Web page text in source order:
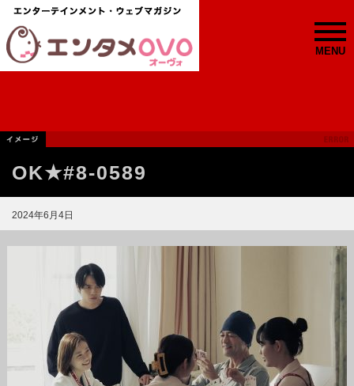
MENU
OK★#8-0589
2024年6月4日